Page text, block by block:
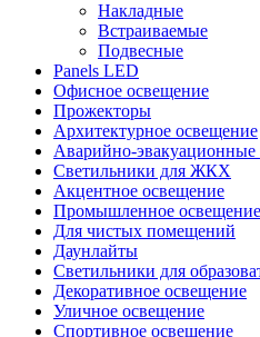
Накладные
Встраиваемые
Подвесные
Panels LED
Офисное освещение
Прожекторы
Архитектурное освещение
Аварийно-
Светильники для ЖКХ
Акцентное освещение
Промышленное освещение
Для чистых помещений
Даунлайты
Светильники для
Декоративное освещение
Уличное освещение
Спортивное освещение